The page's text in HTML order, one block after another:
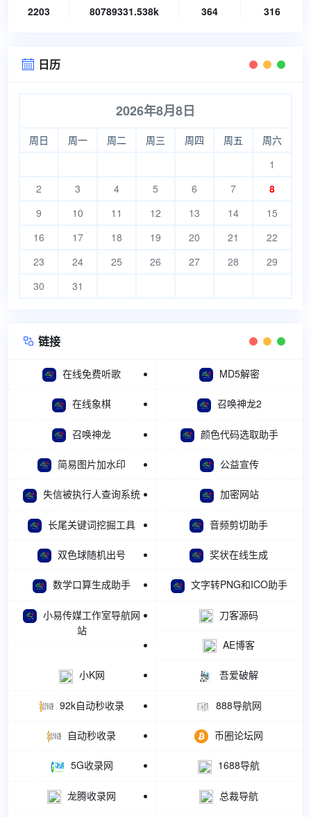
2203
80789331.538k
364
316
 日历
2026年8月8日
周日 周一 周二 周三 周四 周五
周六
1
2
3 4 5 6 7
8
9
10 11 12 13 14
15
16
17 18 19 20 21
22
23
24 25 26 27 28
29
30
31
 链接
在线免费听歌 MD5解密
在线象棋 召唤神龙2
召唤神龙 颜色代码选取助手
简易图片加水印 公益宣传
失信被执行人查询系统 加密网站
长尾关键词挖掘工具 音频剪切助手
双色球随机出号 奖状在线生成
数学口算生成助手 文字转PNG和ICO助手
小易传媒工作室导航网
站
刀客源码
AE博客
小K网 吾爱破解
92k自动秒收录 888导航网
自动秒收录 币圈论坛网
5G收录网 1688导航
龙腾收录网 总裁导航